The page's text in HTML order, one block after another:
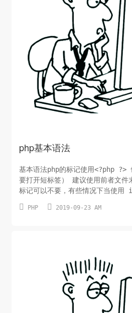
php基本语法
基本语法php的标记使用<?php ?>
要打开短标签） 建议使用前者文件
标记可以不要，有些情况下当使
现在文件末尾，之后仍然可以输出响
 PHP  2019-09-23 AM